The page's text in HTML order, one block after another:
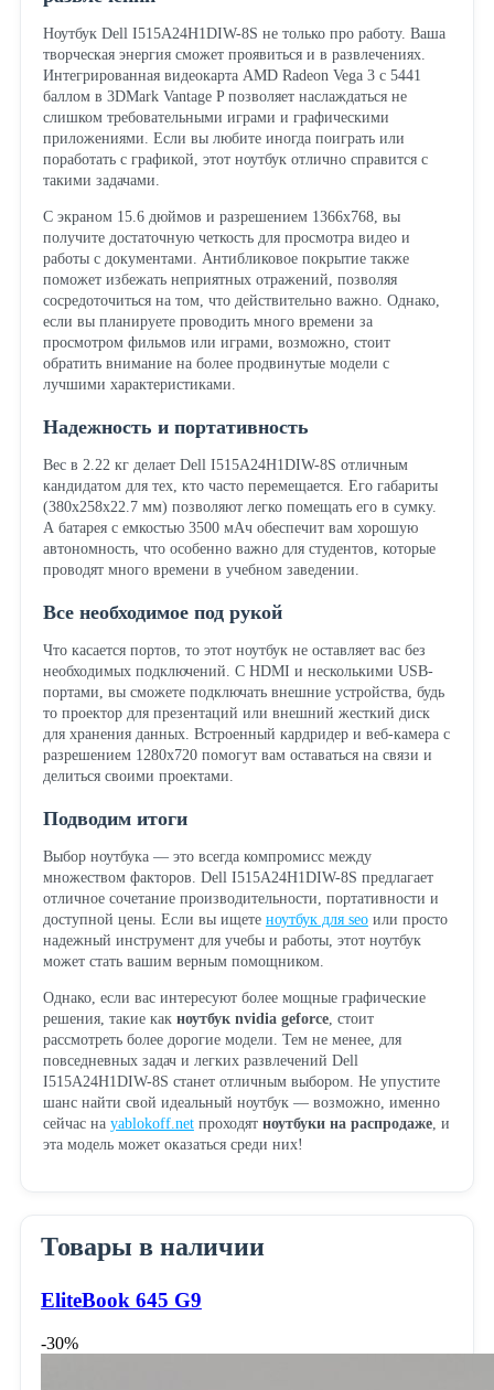
Ноутбук Dell I515A24H1DIW-8S не только про работу. Ваша
творческая энергия сможет проявиться и в развлечениях.
Интегрированная видеокарта AMD Radeon Vega 3 с 5441
баллом в 3DMark Vantage P позволяет наслаждаться не
слишком требовательными играми и графическими
приложениями. Если вы любите иногда поиграть или
поработать с графикой, этот ноутбук отлично справится с
такими задачами.
С экраном 15.6 дюймов и разрешением 1366x768, вы
получите достаточную четкость для просмотра видео и
работы с документами. Антибликовое покрытие также
поможет избежать неприятных отражений, позволяя
сосредоточиться на том, что действительно важно. Однако,
если вы планируете проводить много времени за
просмотром фильмов или играми, возможно, стоит
обратить внимание на более продвинутые модели с
лучшими характеристиками.
Надежность и портативность
Вес в 2.22 кг делает Dell I515A24H1DIW-8S отличным
кандидатом для тех, кто часто перемещается. Его габариты
(380x258x22.7 мм) позволяют легко помещать его в сумку.
А батарея с емкостью 3500 мАч обеспечит вам хорошую
автономность, что особенно важно для студентов, которые
проводят много времени в учебном заведении.
Все необходимое под рукой
Что касается портов, то этот ноутбук не оставляет вас без
необходимых подключений. С HDMI и несколькими USB-
портами, вы сможете подключать внешние устройства, будь
то проектор для презентаций или внешний жесткий диск
для хранения данных. Встроенный кардридер и веб-камера с
разрешением 1280x720 помогут вам оставаться на связи и
делиться своими проектами.
Подводим итоги
Выбор ноутбука — это всегда компромисс между
множеством факторов. Dell I515A24H1DIW-8S предлагает
отличное сочетание производительности, портативности и
доступной цены. Если вы ищете ноутбук для seoили просто
надежный инструмент для учебы и работы, этот ноутбук
может стать вашим верным помощником.
Однако, если вас интересуют более мощные графические
решения, такие как ноутбук nvidia geforce, стоит
рассмотреть более дорогие модели. Тем не менее, для
повседневных задач и легких развлечений Dell
I515A24H1DIW-8S станет отличным выбором. Не упустите
шанс найти свой идеальный ноутбук — возможно, именно
сейчас на yablokoff.netпроходят ноутбуки на распродаже, и
эта модель может оказаться среди них!
Товары в наличии
EliteBook 645 G9
-30%